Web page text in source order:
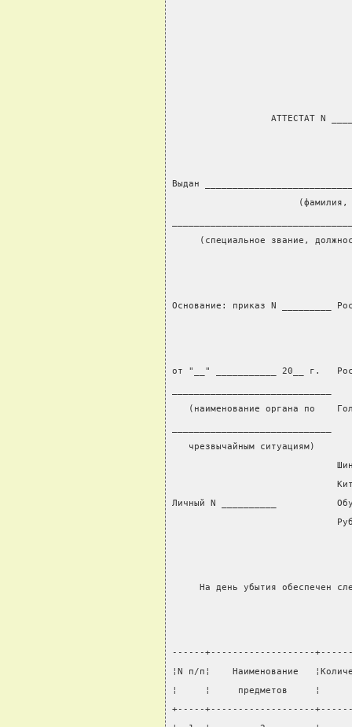
АТТЕСТАТ N
Выдан
(фамилия,
(специальное звание,
Основание: приказ N _________
от "__" ___________ 20__ г.
(наименование органа по
   чрезвычайным ситуациям)
Личный N __________
На день убытия обеспечен
------+-------------------
¦N п/п¦    Наименование
¦     ¦     предметов     ¦
+-----+-------------------